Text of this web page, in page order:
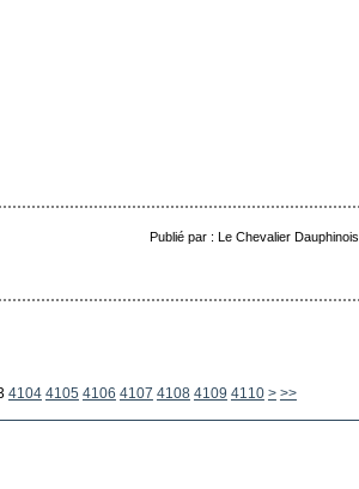
Publié par : Le Chevalier Dauphinois
4104 4105 4106 4107 4108 4109 4110 4120
4130
4140
4150
4160
4170
4180
4190
4200
4300
4400
4500
4600
4700
4800
4900
5000
5100
5200
5300
5400
5500
5600
> >>